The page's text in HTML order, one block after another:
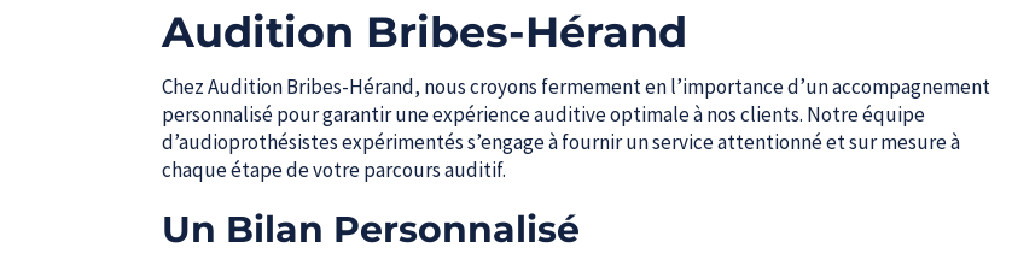
Audition Bribes-Hérand
Chez Audition Bribes-Hérand, nous croyons fermement en l’importance d’un accompagnement
personnalisé pour garantir une expérience auditive optimale à nos clients. Notre équipe
d’audioprothésistes expérimentés s’engage à fournir un service attentionné et sur mesure à
chaque étape de votre parcours auditif.
Un Bilan Personnalisé